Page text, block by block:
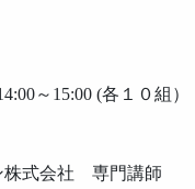
～15:00 (各１０組）
株式会社 専門講師